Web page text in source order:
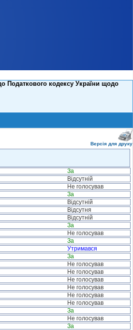
Податкового кодексу України щодо
Версія для друку
За
Відсутній
Не голосував
За
Відсутній
Відсутня
Відсутній
За
Не голосував
За
Утримався
За
Не голосував
Не голосував
Не голосував
Не голосував
Не голосував
Не голосував
За
Не голосував
За